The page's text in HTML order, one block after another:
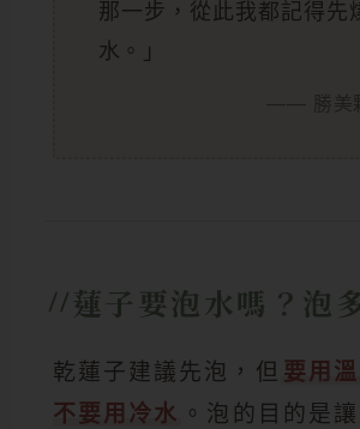
那一步，從此我都記得先
水。」
—— 勝美
蓮子要泡水嗎？泡
乾蓮子建議先泡，但 要用
不要用冷水 。泡的目的是